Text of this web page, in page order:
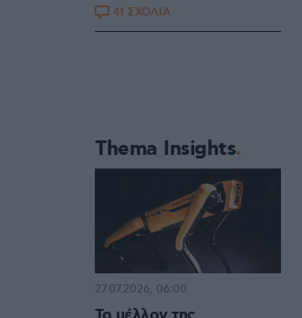
41 ΣΧΟΛΙΑ
Thema Insights
27.07.2026, 06:00